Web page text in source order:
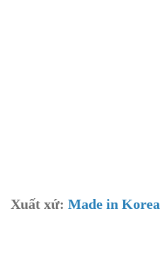
Xuất xứ: Made in Korea